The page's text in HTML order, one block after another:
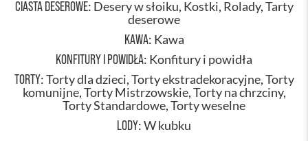
CIASTA DESEROWE: Desery w słoiku, Kostki, Rolady,Tarty
deserowe
KAWA: Kawa
KONFITURY I POWIDŁA: Konfitury i powidła
TORTY:Torty dla dzieci,Torty ekstradekoracyjne,Torty
komunijne,Torty Mistrzowskie,Torty na chrzciny,
Torty Standardowe,Torty weselne
LODY:W kubku